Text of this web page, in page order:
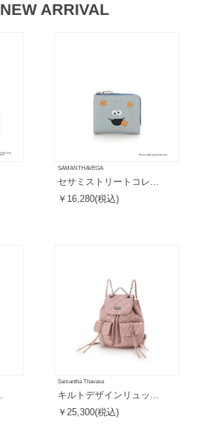
NEW ARRIVAL
SAMANTHAVEGA
セサミストリートコレ...
￥16,280(税込)
Samantha Thavasa
キルトデザインリュッ...
￥25,300(税込)